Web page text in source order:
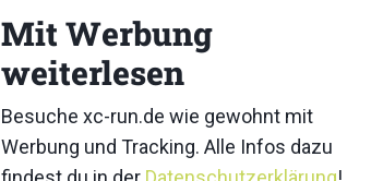
12
Mit Werbung
weiterlesen
Besuche xc-run.de wie gewohnt mit
Werbung und Tracking. Alle Infos dazu